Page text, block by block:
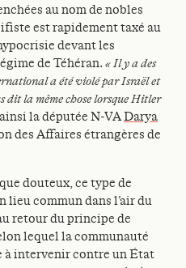
au nom de nobles
est rapidement taxé au
devant les
de Téhéran. « Il y a des
a été violé par Israël et
la même chose lorsque Hitler
la députée N-VADarya
des Affaires étrangères de
douteux, ce type de
commun dans l’air du
retour du principe de
lequel la communauté
intervenir contre un État